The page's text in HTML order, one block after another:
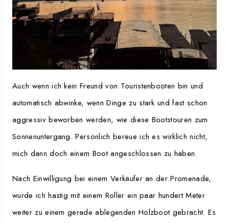
Auch wenn ich kein Freund von Touristenbooten bin und
automatisch abwinke, wenn Dinge zu stark und fast schon
aggressiv beworben werden, wie diese Bootstouren zum
Sonnenuntergang. Persönlich bereue ich es wirklich nicht,
mich dann doch einem Boot angeschlossen zu haben.
Nach Einwilligung bei einem Verkäufer an der Promenade,
wurde ich hastig mit einem Roller ein paar hundert Meter
weiter zu einem gerade ablegenden Holzboot gebracht. Es